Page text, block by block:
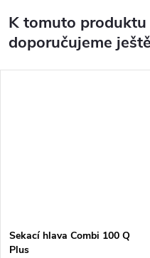
K tomuto produktu
doporučujeme
Sekací hlava Combi 100 Q
Plus